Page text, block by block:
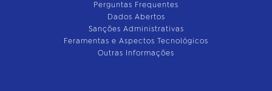
Perguntas Frequentes
Dados Abertos
Sanções Administrativas
Feramentas e Aspectos Tecnológicos
Outras Informações